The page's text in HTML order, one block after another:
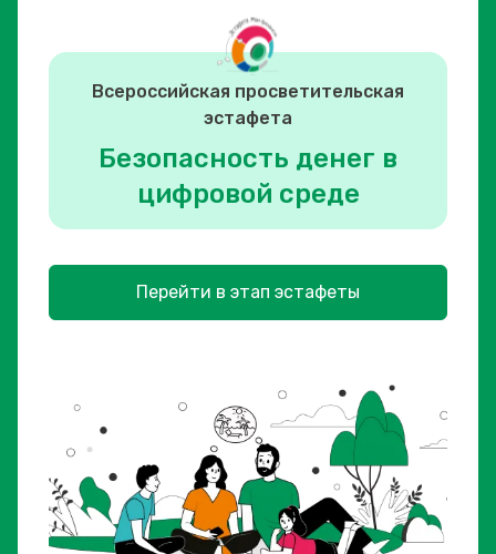
Всероссийская просветительская
эстафета
Безопасность денег в
цифровой среде
Перейти в этап эстафеты